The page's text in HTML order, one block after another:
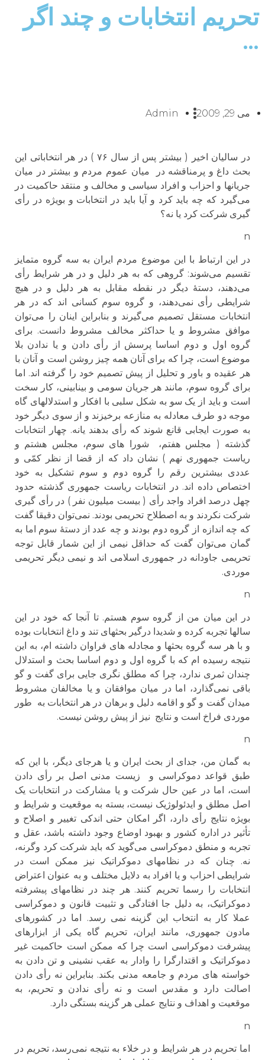
تحریم انتخابات و چند اگر
…
می 29, 2009 Admin
در سالیان اخیر ( بیشتر پس از سال ۷۶ ) در هر انتخاباتی این
بحث داغ و پرمناقشه در میان عموم مردم و بیشتر در میان
جریانها و احزاب و افراد سیاسی و مخالف و منتقد حاکمیت در
می‌گیرد که چه باید کرد و آیا باید در انتخابات و بویژه در رأی
گیری شرکت کرد یا نه؟
n
در این ارتباط با این موضوع مردم ایران به سه گروه متمایز
تقسیم می‌شوند: گروهی که به هر دلیل و در هر شرایط رأی
می‌دهند، دستهٔ دیگر در نقطه مقابل به هر دلیل و در هیچ
شرایطی رأی نمی‌دهند، و گروه سوم کسانی اند که در هر
انتخابات مستقل تصمیم می‌گیرند و بنابراین اینان را می‌توان
موافق مشروط و یا حداکثر مخالف مشروط دانست. برای
گروه اول و دوم اساسا پرسش از رأی دادن و یا ندادن بلا
موضوع است، چرا که برای آنان همه چیز روشن است و آنان با
هر عقیده و باور و تحلیل از پیش تصمیم خود را گرفته اند. اما
برای گروه سوم، مانند هر جریان سومی و بینابینی، کار سخت
است و باید از یک سو به شکل سلبی با افکار و استدلالهای گاه
موجه دو طرف معادله به منازعه برخیزند و از سوی دیگر خود
به صورت ایجابی قانع شوند که رأی بدهند یانه. چهار انتخابات
گذشته ( مجلس هفتم، شورا های سوم، مجلس هشتم و
ریاست جمهوری نهم ) نشان داد که از قضا از نظر کمّی و
عددی بیشترین رقم را گروه دوم و سوم تشکیل به خود
اختصاص داده اند. در انتخابات ریاست جمهوری گذشته حدود
چهل درصد افراد واجد رأی ( بیست میلیون نفر ) در رأی گیری
شرکت نکردند و به اصطلاح تحریمی بودند. نمی‌توان دقیقا گفت
که چه اندازه از گروه دوم بودند و چه عدد از دستهٔ سوم اما به
گمان می‌توان گفت که حداقل نیمی از این شمار قابل توجه
تحریمی جاودانه در جمهوری اسلامی اند و نیمی دیگر تحریمی
موردی.
n
در این میان من از گروه سوم هستم. تا آنجا که خود در این
سالها تجربه کرده و شدیدا درگیر بحثهای تند و داغ انتخابات بوده
و با هر سه گروه بحثها و مجادله های فراوان داشته ام، به این
نتیجه رسیده ام که با گروه اول و دوم اساسا بحث و استدلال
چندان ثمری ندارد، چرا که مطلق نگری جایی برای گفت و گو
باقی نمی‌گذارد، اما در میان موافقان و یا مخالفان مشروط
میدان گفت و گو و اقامه دلیل و برهان در هر انتخابات به طور
موردی فراخ است و نتایج نیز از پیش روشن نیست.
n
به گمان من، جدای از بحث ایران و یا هرجای دیگر، با این که
طبق قواعد دموکراسی و زیست مدنی اصل بر رأی دادن
است، اما در عین حال شرکت و یا مشارکت در انتخابات یک
اصل مطلق و ایدئولوژیک نیست، بسته به موقعیت و شرایط و
بویژه نتایج رأی دارد، اگر امکان حتی اندکی تغییر و اصلاح و
تأثیر در اداره کشور و بهبود اوضاع وجود داشته باشد، عقل و
تجربه و منطق دموکراسی می‌گوید که باید شرکت کرد وگرنه،
نه. چنان که در نظامهای دموکراتیک نیز ممکن است در
شرایطی احزاب و یا افراد به دلایل مختلف و به عنوان اعتراض
انتخابات را رسما تحریم کنند. هر چند در نظامهای پیشرفته
دموکراتیک، به دلیل جا افتادگی و تثبیت قانون و دموکراسی
عملا کار به انتخاب این گزینه نمی رسد. اما در کشورهای
مادون جمهوری، مانند ایران، تحریم گاه یکی از ابزارهای
پیشرفت دموکراسی است چرا که ممکن است حاکمیت غیر
دموکراتیک و اقتدارگرا را وادار به عقب نشینی و تن دادن به
خواسته های مردم و جامعه مدنی بکند. بنابراین نه رأی دادن
اصالت دارد و مقدس است و نه رأی ندادن و تحریم، به
موقعیت و اهداف و نتایج عملی هر گزینه بستگی دارد.
n
اما تحریم در هر شرایط و در خلاء به نتیجه نمی‌رسد، تحریم در